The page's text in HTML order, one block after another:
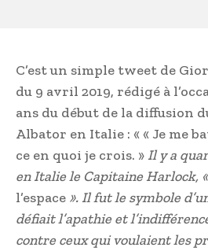
C’est un simple tweet de
du 9 avril 2019, rédigé à
ans du début de la diffusion
Albator en Italie : « « Je me
ce en quoi je crois. » Il y a
en Italie le Capitaine Harlock,
l’espace ». Il fut le symbole
défiait l’apathie et
contre ceux qui voulaient les